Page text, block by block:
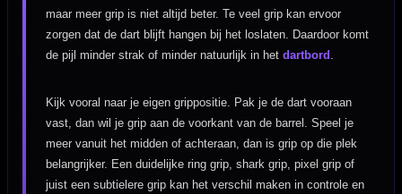
maar meer grip is niet altijd beter. Te veel grip kan ervoor
zorgen dat de dart blijft hangen bij het loslaten. Daardoor komt
de pijl minder strak of minder natuurlijk in hetdartbord .
Kijk vooral naar je eigen grippositie. Pak je de dart vooraan
vast, dan wil je grip aan de voorkant van de barrel. Speel je
meer vanuit het midden of achteraan, dan is grip op die plek
belangrijker. Een duidelijke ring grip, shark grip, pixel grip of
juist een subtielere grip kan het verschil maken in controle en